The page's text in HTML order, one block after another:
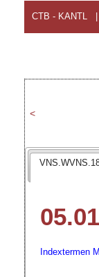
CTB - KANTL
<
Indextermen